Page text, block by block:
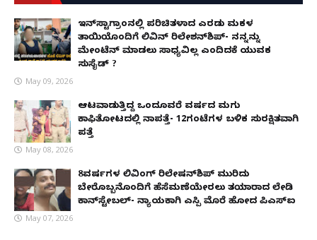
ಇನ್​ಸ್ಟಾಗ್ರಾಂನಲ್ಲಿ ಪರಿಚಿತಳಾದ ಎರಡು ಮಕ್ಕಳ
ತಾಯಿಯೊಂದಿಗೆ ಲಿವಿನ್ ರಿಲೇಶನ್​ಶಿಪ್- ನನ್ನನ್ನು
ಮೇಂಟೆನ್ ಮಾಡಲು ಸಾಧ್ಯವಿಲ್ಲ ಎಂದಿದಕ್ಕೆ ಯುವಕ
ಸುಸೈಡ್ ?
May 09, 2026
ಆಟವಾಡುತ್ತಿದ್ದ ಒಂದೂವರೆ ವರ್ಷದ ಮಗು
ಕಾಫಿತೋಟದಲ್ಲಿ ನಾಪತ್ತೆ- 12ಗಂಟೆಗಳ ಬಳಿಕ ಸುರಕ್ಷಿತವಾಗಿ
ಪತ್ತೆ
May 08, 2026
8ವರ್ಷಗಳ ಲಿವಿಂಗ್‌ ರಿಲೇಷನ್‌ಶಿಪ್ ಮುರಿದು
ಬೇರೊಬ್ಬನೊಂದಿಗೆ ಹೆಸೆಮಣೆಯೇರಲು ತಯಾರಾದ ಲೇಡಿ
ಕಾನ್‌ಸ್ಟೇಬಲ್- ನ್ಯಾಯಕ್ಕಾಗಿ ಎಸ್ಪಿ ಮೊರೆ ಹೋದ ಪಿಎಸ್ಐ
May 07, 2026